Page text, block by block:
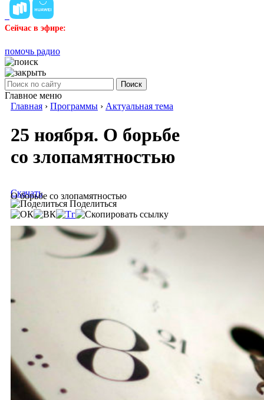
Сейчас в эфире:
помочь радио
Поиск
Главное меню
Главная › Программы › Актуальная тема
25 ноября. О борьбе
со злопамятностью
О борьбе со злопамятностью
Скачать
Поделиться